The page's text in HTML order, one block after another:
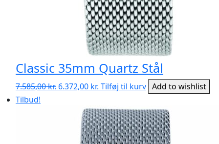
Classic 35mm Quartz Stål
7.585,00kr. Den
7.585,00 kr..
6.372,00 kr. Den
pris
er:
6.372,00 kr..
Tilføj til kurv Add to wishlist
Tilbud!